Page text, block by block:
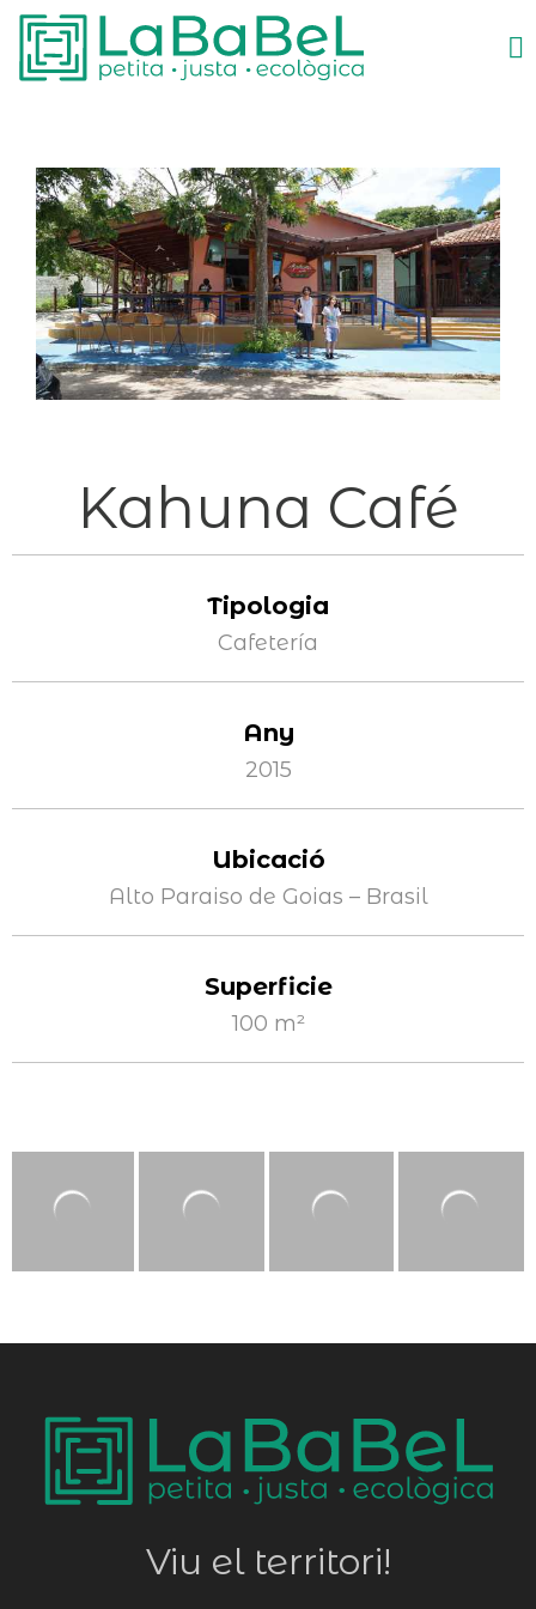
Kahuna Café
Tipologia
Cafetería
Any
2015
Ubicació
Alto Paraiso de Goias – Brasil
Superficie
100 m²
Viu el territori!